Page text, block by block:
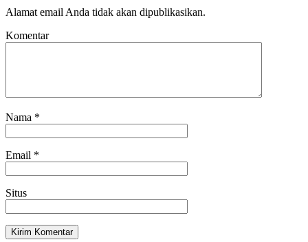
Alamat email Anda tidak akan dipublikasikan.
Komentar
Nama *
Email *
Situs